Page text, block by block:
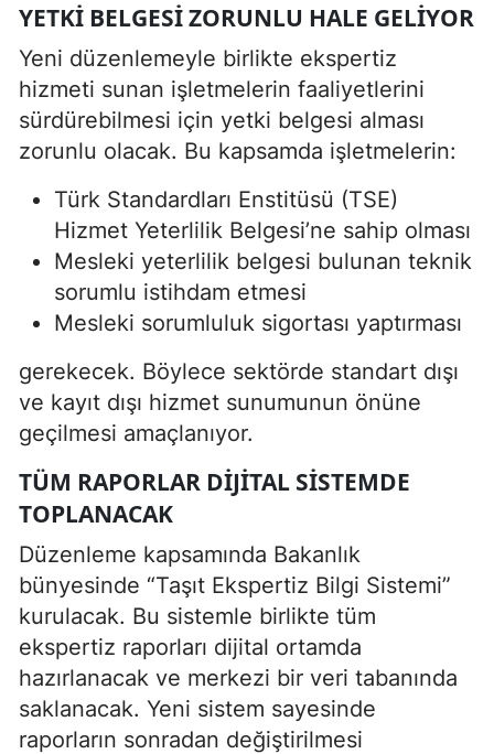
YETKI BELGESI ZORUNLU HALE GELIYOR
Yeni düzenlemeyle birlikte ekspertiz
hizmeti sunan işletmelerin faaliyetlerini
sürdürebilmesi için yetki belgesi alması
zorunlu olacak. Bu kapsamda işletmelerin:
Türk Standardları Enstitüsü (TSE)
Hizmet Yeterlilik Belgesi’ne sahip olması
Mesleki yeterlilik belgesi bulunan teknik
sorumlu istihdam etmesi
Mesleki sorumluluk sigortası yaptırması
gerekecek. Böylece sektörde standart dışı
ve kayıt dışı hizmet sunumunun önüne
geçilmesi amaçlanıyor.
TÜM RAPORLAR DIJITAL SISTEMDE
TOPLANACAK
Düzenleme kapsamında Bakanlık
bünyesinde “Taşıt Ekspertiz Bilgi Sistemi”
kurulacak. Bu sistemle birlikte tüm
ekspertiz raporları dijital ortamda
hazırlanacak ve merkezi bir veri tabanında
saklanacak. Yeni sistem sayesinde
raporların sonradan değiştirilmesi